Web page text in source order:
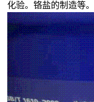
化验。铬盐的制造等。